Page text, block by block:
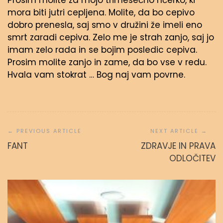
mora biti jutri cepljena. Molite, da bo cepivo
dobro prenesla, saj smo v družini že imeli eno
smrt zaradi cepiva. Zelo me je strah zanjo, saj jo
imam zelo rada in se bojim posledic cepiva.
Prosim molite zanjo in zame, da bo vse v redu.
Hvala vam stokrat … Bog naj vam povrne.
prispevka
FANT
ZDRAVJE IN PRAVA
ODLOČITEV